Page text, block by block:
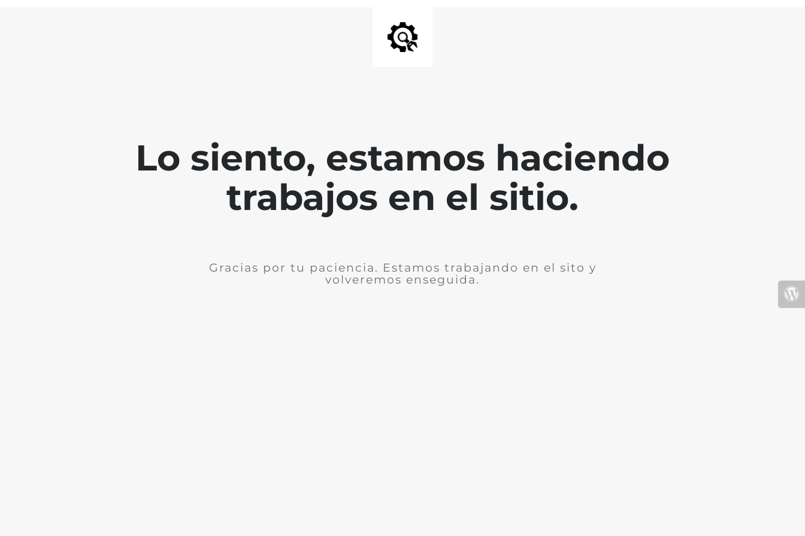
Lo siento, estamos haciendo
trabajos en el sitio.
Gracias por tu paciencia. Estamos trabajando en el sito y
volveremos enseguida.